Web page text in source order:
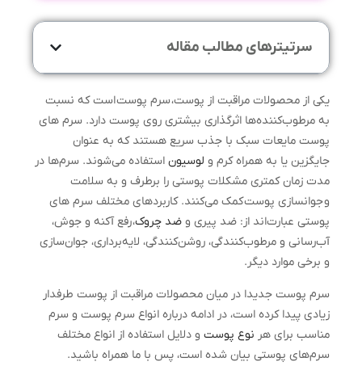
سرتیترهای مطالب مقاله
یکی از محصولات مراقبت از پوست، سرم پوست است که نسبت
به مرطوب‌کننده‌ها اثرگذاری بیشتری روی پوست دارد. سرم های
پوست مایعات سبک با جذب سریع هستند که به عنوان
جایگزین یا به همراه کرم و لوسیون استفاده می‌شوند. سرم‌ها در
مدت زمان کمتری مشکلات پوستی را برطرف و به سلامت
و جوانسازی پوست کمک می‌کنند. کاربردهای مختلف سرم های
پوستی عبارت‌اند از: ضد پیری و ضد چروک، رفع آکنه و جوش،
آب‌رسانی و مرطوب‌کنندگی، روشن‌کنندگی، لایه‌برداری، جوان‌سازی
و برخی موارد دیگر.
سرم پوست جدیدا در میان محصولات مراقبت از پوست طرفدار
زیادی پیدا کرده است، در ادامه درباره انواع سرم پوست و سرم
مناسب برای هر نوع پوست و دلایل استفاده از انواع مختلف
سرم‌های پوستی بیان شده است، پس با ما همراه باشید.